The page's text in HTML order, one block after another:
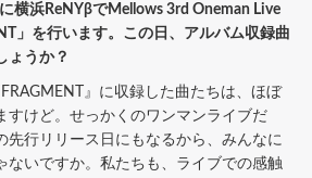
横浜ReNYβでMellows 3rd Oneman Live
」を行います。この日、アルバム収録曲
ょうか？
』に収録した曲たちは、ほぼ
すけど。せっかくのワンマンライブだ
先行リリース日にもなるから、みんなに
ないですか。私たちも、ライブでの感触